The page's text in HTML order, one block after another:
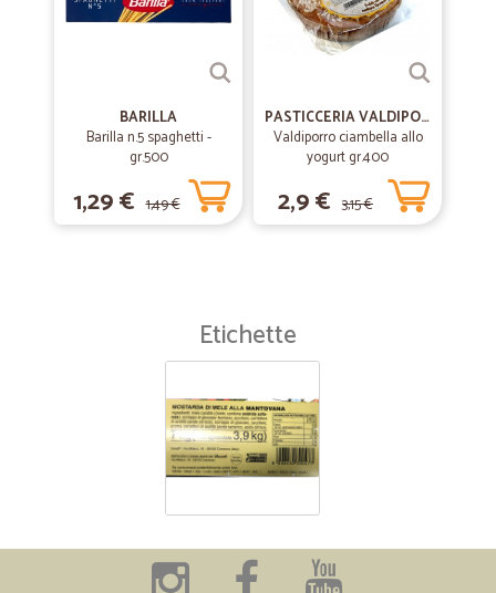
BARILLA
Barilla n.5 spaghetti -
gr.500
1,29 € 1,49 €
PASTICCERIA VALDIPORRO
Valdiporro ciambella allo
yogurt gr.400
2,9 € 3,15 €
Etichette